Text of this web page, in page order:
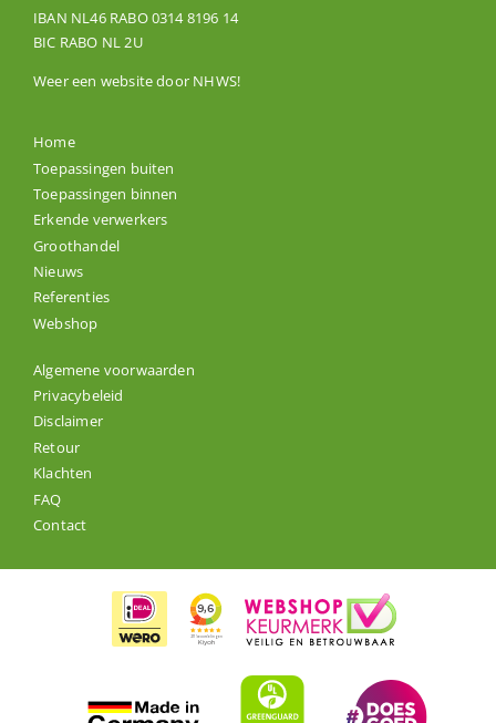
Home
Toepassingen buiten
Toepassingen binnen
Erkende verwerkers
Groothandel
Nieuws
Referenties
Webshop
Algemene voorwaarden
Privacybeleid
Disclaimer
Retour
Klachten
FAQ
Contact
IBAN NL46 RABO 0314 8196 14
BIC RABO NL 2U
Weer een website door NHWS!